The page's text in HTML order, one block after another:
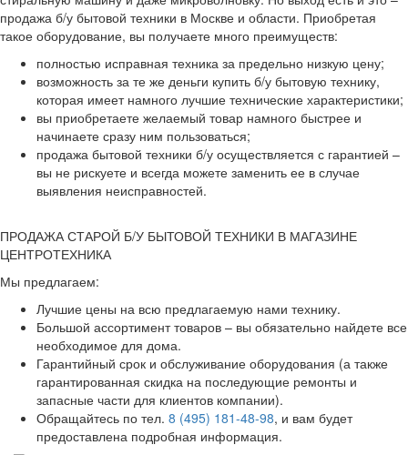
продажа б/у бытовой техники в Москве и области. Приобретая
такое оборудование, вы получаете много преимуществ:
полностью исправная техника за предельно низкую цену;
возможность за те же деньги купить б/у бытовую технику,
которая имеет намного лучшие технические характеристики;
вы приобретаете желаемый товар намного быстрее и
начинаете сразу ним пользоваться;
продажа бытовой техники б/у осуществляется с гарантией –
вы не рискуете и всегда можете заменить ее в случае
выявления неисправностей.
ПРОДАЖА СТАРОЙ Б/У БЫТОВОЙ ТЕХНИКИ В МАГАЗИНЕ
ЦЕНТРОТЕХНИКА
Мы предлагаем:
Лучшие цены на всю предлагаемую нами технику.
Большой ассортимент товаров – вы обязательно найдете все
необходимое для дома.
Гарантийный срок и обслуживание оборудования (а также
гарантированная скидка на последующие ремонты и
запасные части для клиентов компании).
Обращайтесь по тел. 8 (495) 181-48-98, и вам будет
предоставлена подробная информация.